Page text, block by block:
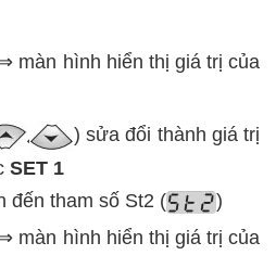
màn hình hiển thị giá trị của
) sửa đổi thành giá trị
SET 1
đến tham số St2 (
)
màn hình hiển thị giá trị của